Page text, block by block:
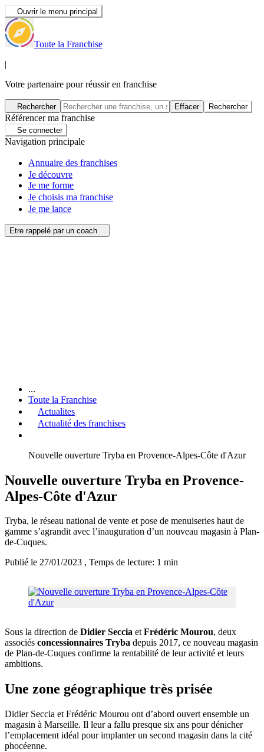
Ouvrir le menu principal
Toute la Franchise
|
Votre partenaire pour réussir en franchise
Rechercher Effacer Rechercher
Référencer ma franchise
Se connecter
Navigation principale
Annuaire des franchises
Je découvre
Je me forme
Je choisis ma franchise
Je me lance
Etre rappelé par un coach
...
Toute la Franchise
Actualites
Actualité des franchises
Nouvelle ouverture Tryba en Provence-Alpes-Côte d'Azur
Nouvelle ouverture Tryba en Provence-
Alpes-Côte d'Azur
Tryba, le réseau national de vente et pose de menuiseries haut de
gamme s’agrandit avec l’inauguration d’un nouveau magasin à Plan-
de-Cuques.
Publié le 27/01/2023 , Temps de lecture: 1 min
Sous la direction de Didier Seccia etFrédéric Mourou, deux
associés concessionnaires Tryba depuis 2017, ce nouveau magasin
de Plan-de-Cuques confirme la rentabilité de leur activité et leurs
ambitions.
Une zone géographique très prisée
Didier Seccia et Frédéric Mourou ont d’abord ouvert ensemble un
magasin à Marseille. Il leur a fallu presque six ans pour dénicher
l’emplacement idéal pour implanter un second magasin dans la cité
phocéenne.